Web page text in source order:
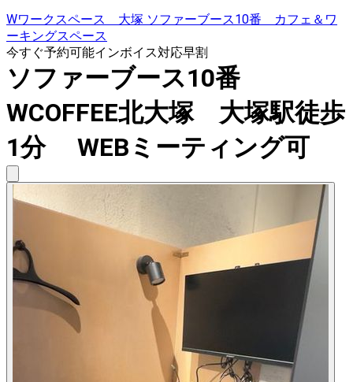
Wワークスペース 大塚 ソファーブース10番 カフェ＆ワ
ーキングスペース
今すぐ予約可能インボイス対応早割
ソファーブース10番
WCOFFEE北大塚 大塚駅徒歩
1分 WEBミーティング可